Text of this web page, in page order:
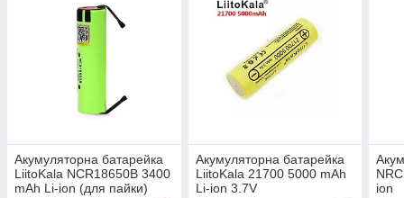
Акумуляторна батарейка
LiitoKala NCR18650B 3400
mAh Li-ion (для пайки)
Акумуляторна батарейка
LiitoKala 21700 5000 mAh
Li-ion 3.7V
ion